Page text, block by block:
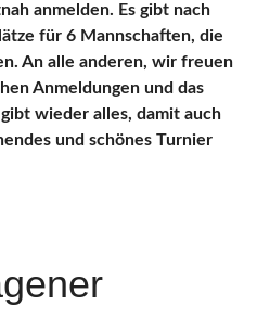
anmelden. Es gibt nach
für 6 Mannschaften, die
An alle anderen, wir freuen
Anmeldungen und das
wieder alles, damit auch
und schönes Turnier